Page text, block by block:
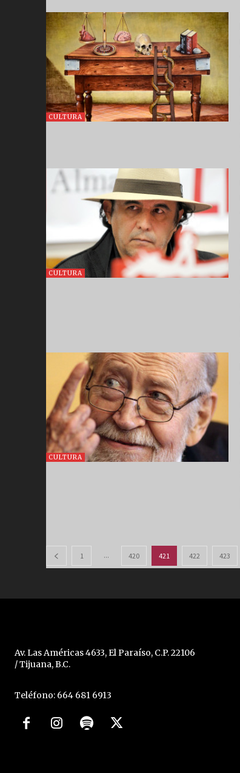
CULTURA
CULTURA
CULTURA
1 ... 420 421 422 423
Av. Las Américas 4633, El Paraíso, C.P. 22106
/ Tijuana, B.C.
Teléfono: 664 681 6913